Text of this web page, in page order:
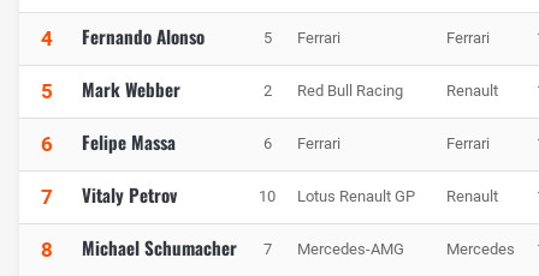
4 Fernando Alonso 5 Ferrari Ferrari
5 Mark Webber 2 Red Bull Racing Renault
6 Felipe Massa 6 Ferrari Ferrari
7 Vitaly Petrov 10 Lotus Renault GP Renault
8 Michael Schumacher 7 Mercedes-AMG Mercedes